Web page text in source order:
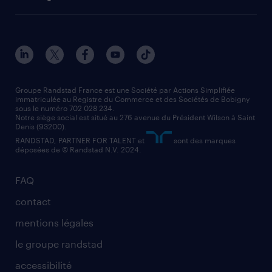
manutentionnaire
assistant administratif
comptable
solutions opérationnelles
contact entreprise
faq intérim / recrutement
nos agences par ville
nos agences par région
nos cabinets de recrutement
FAQ
contact
mentions légales
le groupe randstad
accessibilité
Groupe Randstad France est une Société par Actions Simplifiée
immatriculée au Registre du Commerce et des Sociétés de Bobigny
sous le numéro 702 028 234.
Notre siège social est situé au 276 avenue du Président Wilson à Saint
Denis (93200).
RANDSTAD, PARTNER FOR TALENT et
sont des marques
déposées de © Randstad N.V. 2024.